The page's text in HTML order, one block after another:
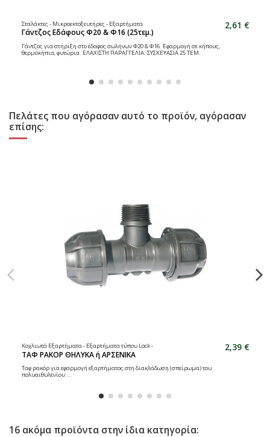
Σταλάκτες - Μικροεκτοξευτήρες - Εξαρτήματα
Γάντζος Εδάφους Φ20 & Φ16 (25τεμ.)
2,61 €
Γάντζος για στήριξη στο έδαφος σωλήνων Φ20 & Φ16. Εφαρμογή σε κήπους,
θερμοκήπια, φυτώρια. ΕΛΑΧΙΣΤΗ ΠΑΡΑΓΓΕΛΙΑ: ΣΥΣΚΕΥΑΣΙΑ 25 ΤΕΜ.
Πελάτες που αγόρασαν αυτό το προϊόν, αγόρασαν
επίσης:
Κοχλιωτά Εξαρτήματα - Εξαρτήματα τύπου Lock -
ΤΑΦ ΡΑΚΟΡ ΘΗΛΥΚΑ ή ΑΡΣΕΝΙΚΑ
2,39 €
Ταφ ρακόρ για εφαρμογή εξαρτήματος στη διακλάδωση (σπείρωμα) του
πολυαιθυλενίου ...
16 ακόμα προϊόντα στην ίδια κατηγορία: